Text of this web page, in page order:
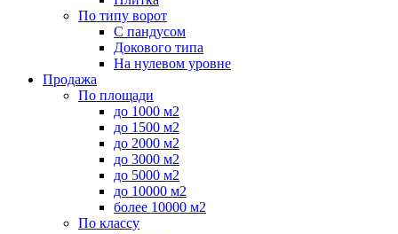
По типу ворот
С пандусом
Докового типа
На нулевом уровне
Продажа
По площади
до 1000 м2
до 1500 м2
до 2000 м2
до 3000 м2
до 5000 м2
до 10000 м2
более 10000 м2
По классу